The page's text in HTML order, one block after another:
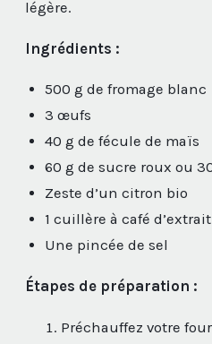
légère.
Ingrédients :
500 g de fromage blanc
3 œufs
40 g de fécule de maïs
60 g de sucre roux ou
Zeste d’un citron bio
1 cuillère à café
Une pincée de sel
Étapes de préparation :
Préchauffez votre four